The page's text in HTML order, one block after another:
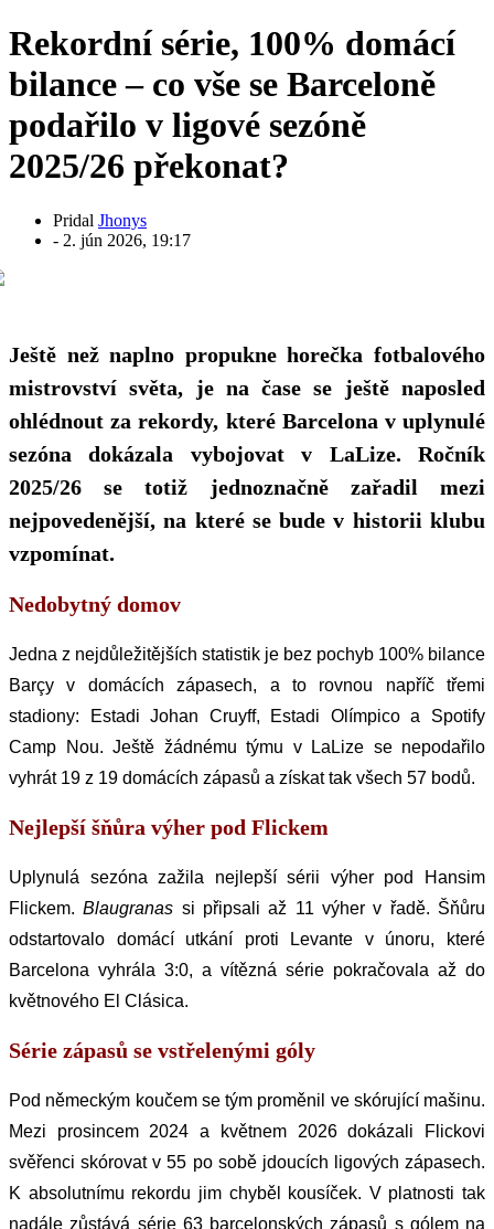
Rekordní série, 100% domácí
bilance – co vše se Barceloně
podařilo v ligové sezóně
2025/26 překonat?
Pridal Jhonys
- 2. jún 2026, 19:17
Ještě než naplno propukne horečka fotbalového
mistrovství světa, je na čase se ještě naposled
ohlédnout za rekordy, které Barcelona v uplynulé
sezóna dokázala vybojovat v LaLize. Ročník
2025/26 se totiž jednoznačně zařadil mezi
nejpovedenější, na které se bude v historii klubu
vzpomínat.
Nedobytný domov
Jedna z nejdůležitějších statistik je bez pochyb 100% bilance
Barçy v domácích zápasech, a to rovnou napříč třemi
stadiony: Estadi Johan Cruyff, Estadi Olímpico a Spotify
Camp Nou. Ještě žádnému týmu v LaLize se nepodařilo
vyhrát 19 z 19 domácích zápasů a získat tak všech 57 bodů.
Nejlepší šňůra výher pod Flickem
Uplynulá sezóna zažila nejlepší sérii výher pod Hansim
Flickem.Blaugranas si připsali až 11 výher v řadě. Šňůru
odstartovalo domácí utkání proti Levante v únoru, které
Barcelona vyhrála 3:0, a vítězná série pokračovala až do
květnového El Clásica.
Série zápasů se vstřelenými góly
Pod německým koučem se tým proměnil ve skórující mašinu.
Mezi prosincem 2024 a květnem 2026 dokázali Flickovi
svěřenci skórovat v 55 po sobě jdoucích ligových zápasech.
K absolutnímu rekordu jim chyběl kousíček. V platnosti tak
nadále zůstává série 63 barcelonských zápasů s gólem na